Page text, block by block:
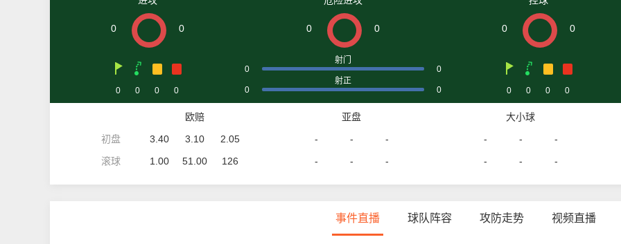
0 0
0 0 0 0
0 0
0 0
射门
0 0
射正
0 0
0 0 0 0
初盘
滚球
欧赔
3.40
3.10
2.05
1.00
51.00 126
亚盘
-
-
-
-
- -
大小球
-
-
-
-
- -
事件直播 球队阵容 攻防走势 视频直播